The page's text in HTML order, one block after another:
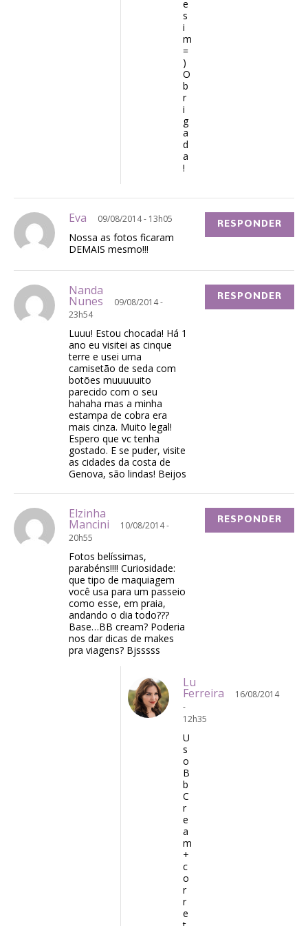
e
s
i
m
=
)
O
b
r
i
g
a
d
a
!
Eva 09/08/2014 - 13h05
Nossa as fotos ficaram
DEMAIS mesmo!!!
RESPONDER
Nanda
Nunes
09/08/2014 -
23h54
Luuu! Estou chocada! Há 1
ano eu visitei as cinque
terre e usei uma
camisetão de seda com
botões muuuuuito
parecido com o seu
hahaha mas a minha
estampa de cobra era
mais cinza. Muito legal!
Espero que vc tenha
gostado. E se puder, visite
as cidades da costa de
Genova, são lindas! Beijos
RESPONDER
Elzinha
Mancini
10/08/2014 -
20h55
Fotos belíssimas,
parabéns!!!! Curiosidade:
que tipo de maquiagem
você usa para um passeio
como esse, em praia,
andando o dia todo???
Base…BB cream? Poderia
nos dar dicas de makes
pra viagens? Bjsssss
RESPONDER
Lu
Ferreira
16/08/2014
-
12h35
U
s
o
B
b
C
r
e
a
m
+
c
o
r
r
e